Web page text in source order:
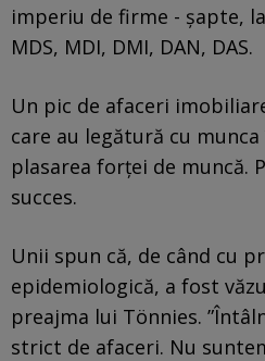
imperiu de firme - șapte,
MDS, MDI, DMI, DAN, DAS.
Un pic de afaceri
care au legătură cu
plasarea forței de muncă.
succes.
Unii spun că, de când cu
epidemiologică, a fost
preajma lui Tönnies.
strict de afaceri. Nu